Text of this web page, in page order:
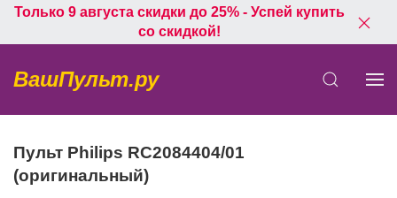
Только 9 августа скидки до 25% - Успей купить
со скидкой!
ВашПульт.ру
Пульт Philips RC2084404/01
(оригинальный)